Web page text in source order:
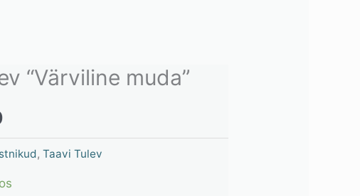
“Värviline muda”
, Taavi Tulev